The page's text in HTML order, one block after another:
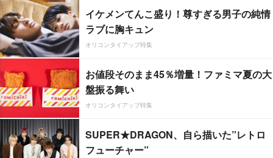
イケメンてんこ盛り！尊すぎる男子の純情
ラブに胸キュン
オリコンタイアップ特集
お値段そのまま45％増量！ファミマ夏の大
盤振る舞い
オリコンタイアップ特集
SUPER★DRAGON、自ら描いた”レトロ
フューチャー”